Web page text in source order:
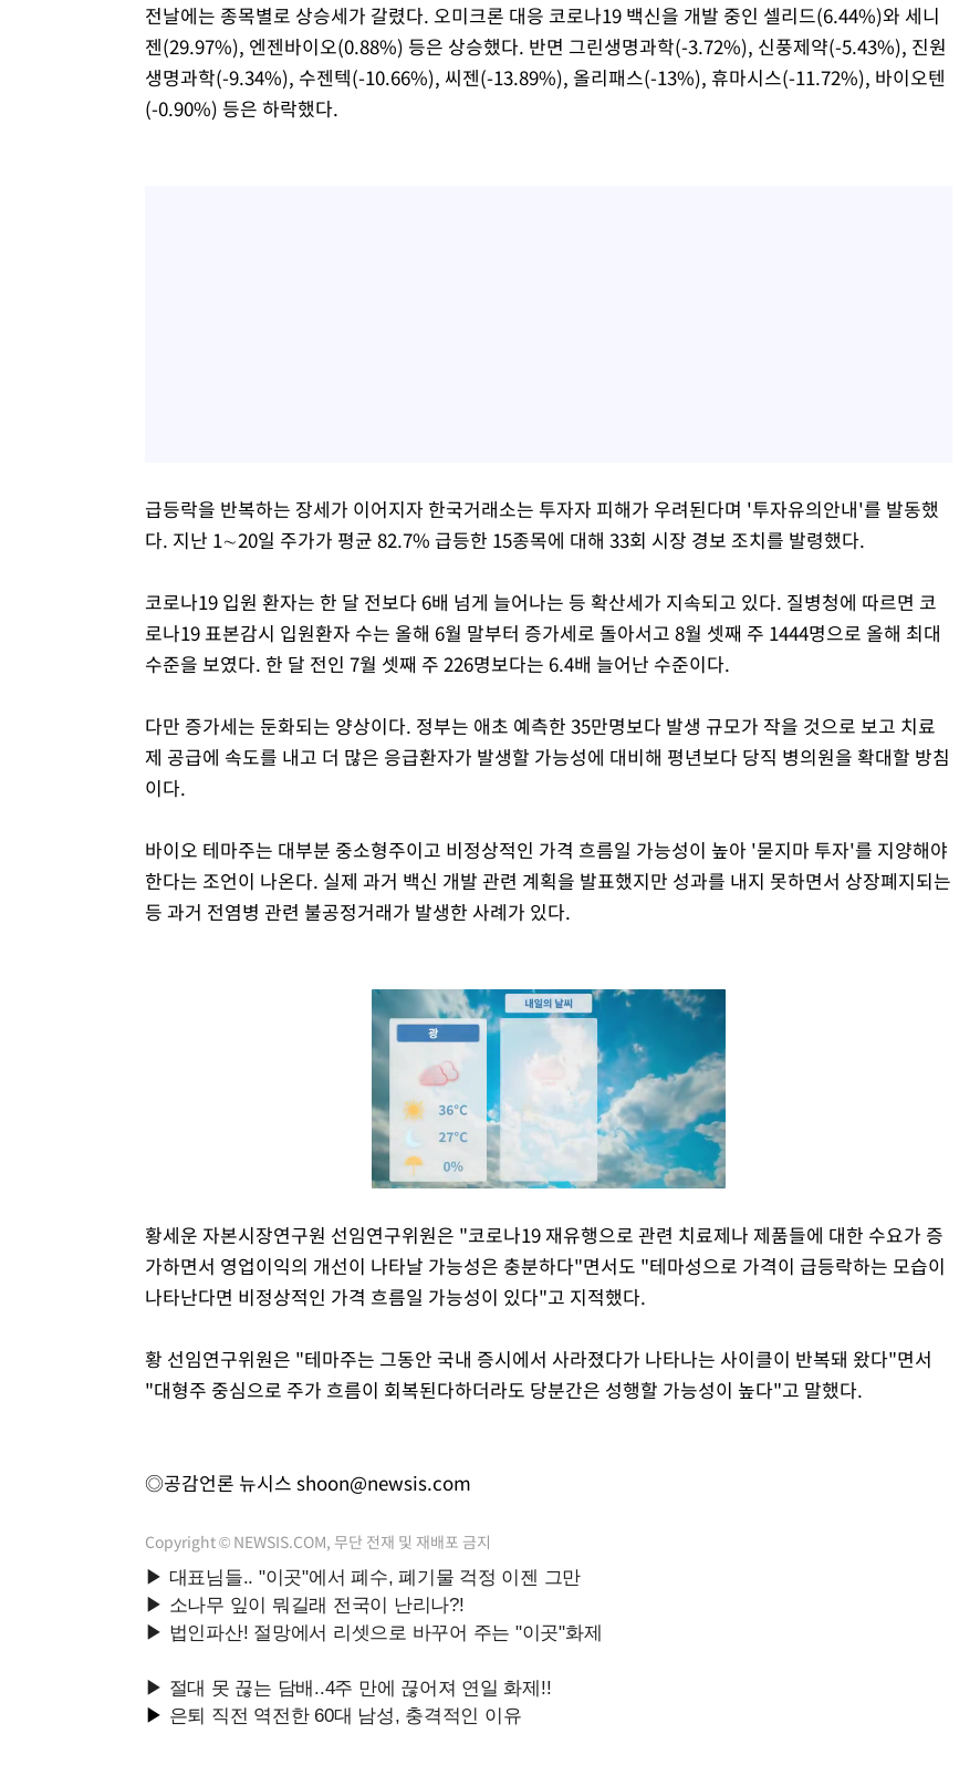
전날에는 종목별로 상승세가 갈렸다. 오미크론 대응 코로나19 백신을 개발 중인 셀리드(6.44%)와 세니
젠(29.97%), 엔젠바이오(0.88%) 등은 상승했다. 반면 그린생명과학(-3.72%), 신풍제약(-5.43%), 진원
생명과학(-9.34%), 수젠텍(-10.66%), 씨젠(-13.89%), 올리패스(-13%), 휴마시스(-11.72%), 바이오텐
(-0.90%) 등은 하락했다.
급등락을 반복하는 장세가 이어지자 한국거래소는 투자자 피해가 우려된다며 '투자유의안내'를 발동했
다. 지난 1∼20일 주가가 평균 82.7% 급등한 15종목에 대해 33회 시장 경보 조치를 발령했다.
코로나19 입원 환자는 한 달 전보다 6배 넘게 늘어나는 등 확산세가 지속되고 있다. 질병청에 따르면 코
로나19 표본감시 입원환자 수는 올해 6월 말부터 증가세로 돌아서고 8월 셋째 주 1444명으로 올해 최대
수준을 보였다. 한 달 전인 7월 셋째 주 226명보다는 6.4배 늘어난 수준이다.
다만 증가세는 둔화되는 양상이다. 정부는 애초 예측한 35만명보다 발생 규모가 작을 것으로 보고 치료
제 공급에 속도를 내고 더 많은 응급환자가 발생할 가능성에 대비해 평년보다 당직 병의원을 확대할 방침
이다.
바이오 테마주는 대부분 중소형주이고 비정상적인 가격 흐름일 가능성이 높아 '묻지마 투자'를 지양해야
한다는 조언이 나온다. 실제 과거 백신 개발 관련 계획을 발표했지만 성과를 내지 못하면서 상장폐지되는
등 과거 전염병 관련 불공정거래가 발생한 사례가 있다.
Mute
황세운 자본시장연구원 선임연구위원은 "코로나19 재유행으로 관련 치료제나 제품들에 대한 수요가 증
가하면서 영업이익의 개선이 나타날 가능성은 충분하다"면서도 "테마성으로 가격이 급등락하는 모습이
나타난다면 비정상적인 가격 흐름일 가능성이 있다"고 지적했다.
황 선임연구위원은 "테마주는 그동안 국내 증시에서 사라졌다가 나타나는 사이클이 반복돼 왔다"면서
"대형주 중심으로 주가 흐름이 회복된다하더라도 당분간은 성행할 가능성이 높다"고 말했다.
◎공감언론 뉴시스 shoon@newsis.com
Copyright © NEWSIS.COM, 무단 전재 및 재배포 금지